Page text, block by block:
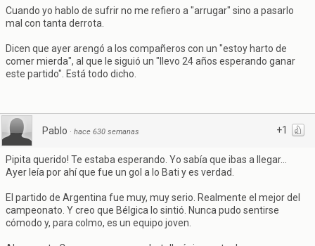
Cuando yo hablo de sufrir no me refiero a "arrugar" sino a pasarlo
mal con tanta derrota.
Dicen que ayer arengó a los compañeros con un "estoy harto de
comer mierda", al que le siguió un "llevo 24 años esperando ganar
este partido". Está todo dicho.
+1
Pablo · hace 630 semanas
Pipita querido! Te estaba esperando. Yo sabía que ibas a llegar...
Ayer leía por ahí que fue un gol a lo Bati y es verdad.
El partido de Argentina fue muy, muy serio. Realmente el mejor del
campeonato. Y creo que Bélgica lo sintió. Nunca pudo sentirse
cómodo y, para colmo, es un equipo joven.